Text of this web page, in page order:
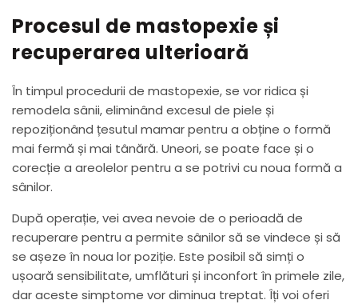
Procesul de mastopexie și
recuperarea ulterioară
În timpul procedurii de mastopexie, se vor ridica și
remodela sânii, eliminând excesul de piele și
repoziționând țesutul mamar pentru a obține o formă
mai fermă și mai tânără. Uneori, se poate face și o
corecție a areolelor pentru a se potrivi cu noua formă a
sânilor.
După operație, vei avea nevoie de o perioadă de
recuperare pentru a permite sânilor să se vindece și să
se așeze în noua lor poziție. Este posibil să simți o
ușoară sensibilitate, umflături și inconfort în primele zile,
dar aceste simptome vor diminua treptat. Îți voi oferi